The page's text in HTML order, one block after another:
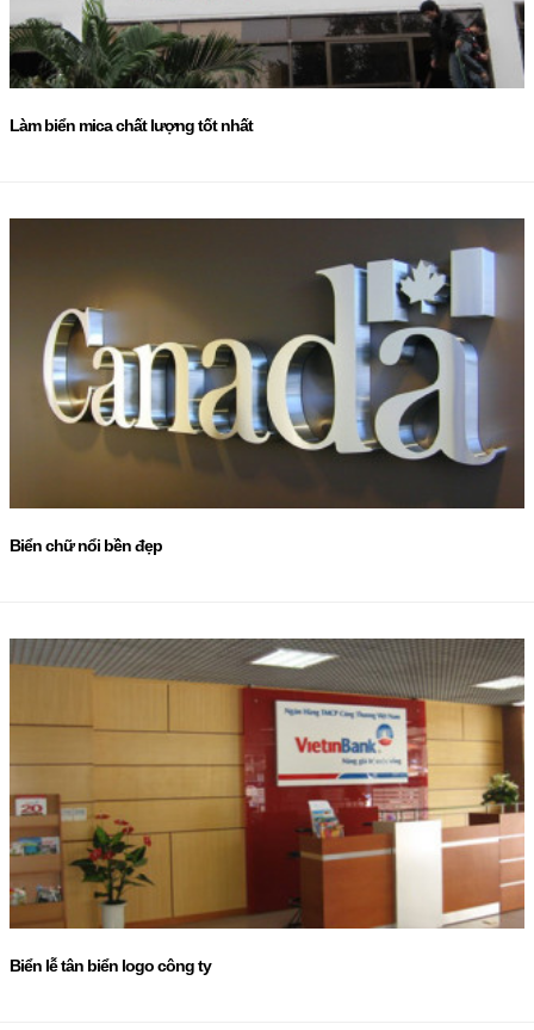
Làm biển mica chất lượng tốt nhất
Biển chữ nổi bền đẹp
Biển lễ tân biển logo công ty